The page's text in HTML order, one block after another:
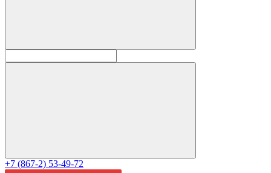
+7 (867-2) 53-49-72